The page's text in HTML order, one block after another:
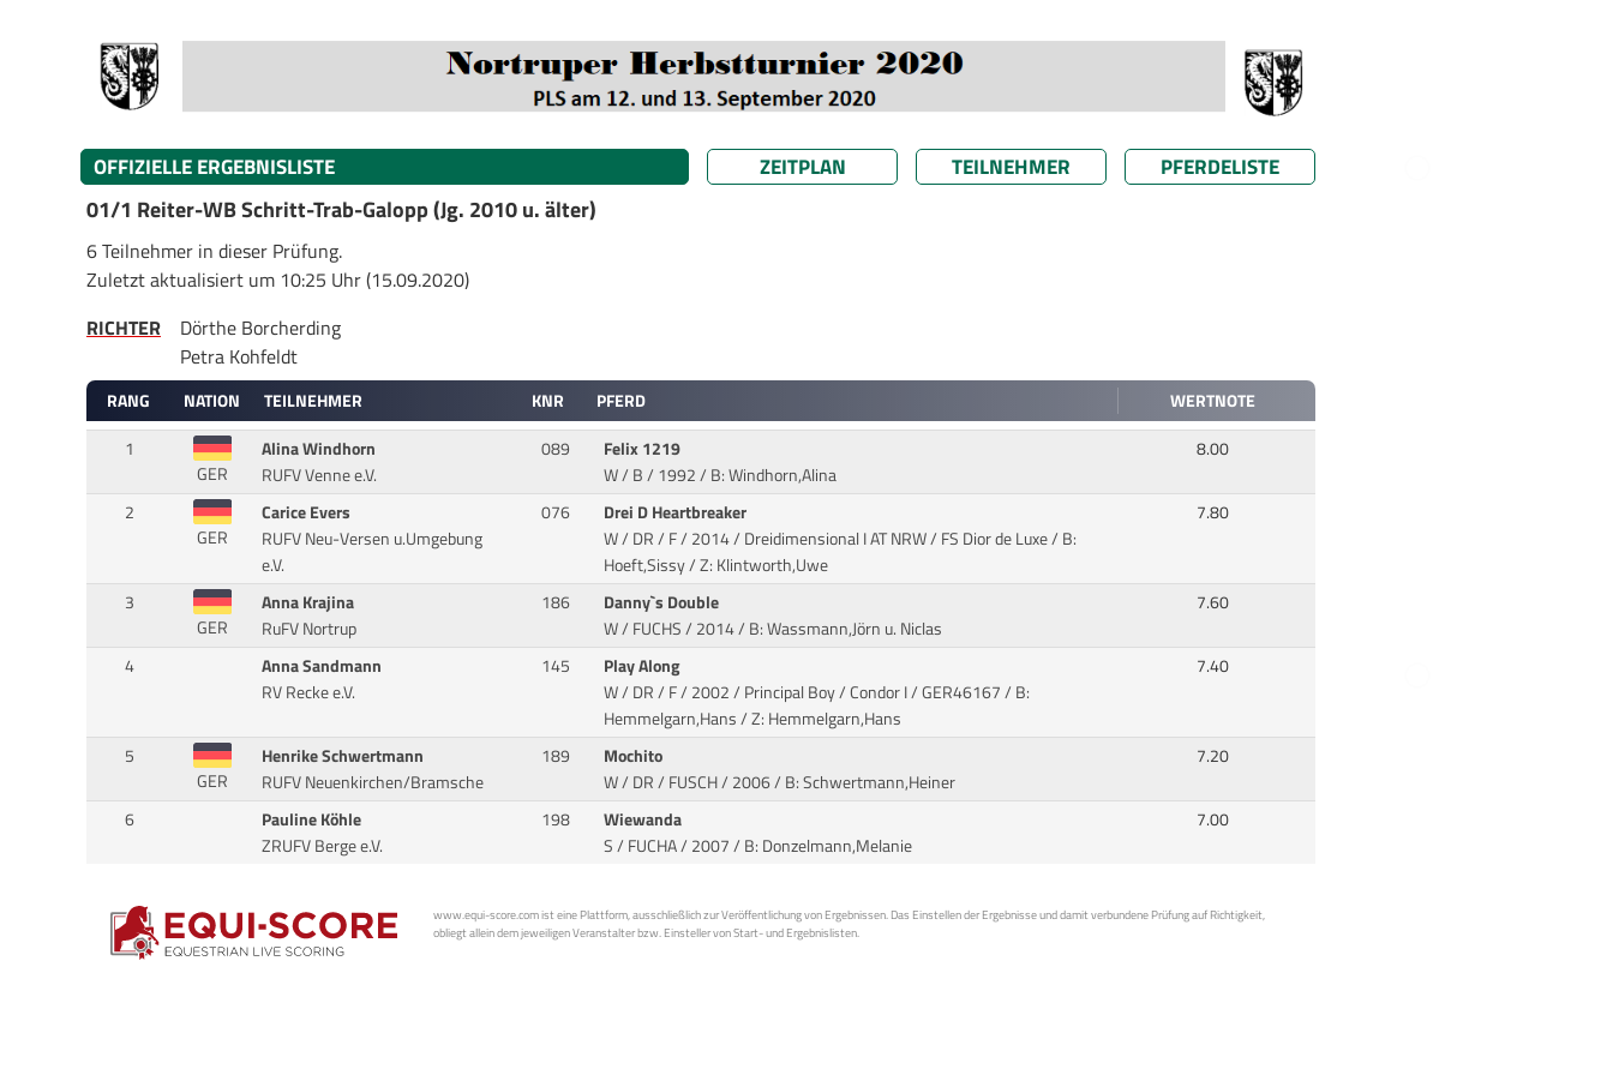
OFFIZIELLE ERGEBNISLISTE ZEITPLAN TEILNEHMER
PFERDELISTE
01/1 Reiter-WB Schritt-Trab-Galopp (Jg. 2010 u. älter)
6 Teilnehmer in dieser Prüfung.
Zuletzt aktualisiert um 10:25 Uhr (15.09.2020)
RICHTER
Dörthe Borcherding
Petra Kohfeldt
RANG NATION TEILNEHMER KNR PFERD
WERTNOTE
1
GER
Alina Windhorn
RUFV Venne e.V.
089
Felix 1219
W / B / 1992/ B: Windhorn,Alina
8.00
2
GER
Carice Evers
RUFV Neu-Versen u.Umgebung
e.V.
076
Drei D Heartbreaker
W / DR / F / 2014 / Dreidimensional I AT NRW / FS Dior de Luxe/ B:
Hoeft,Sissy / Z: Klintworth,Uwe
7.80
3
GER
Anna Krajina
RuFV Nortrup
186
Danny`s Double
W / FUCHS / 2014/ B: Wassmann,Jörn u. Niclas
7.60
4
Anna Sandmann
RV Recke e.V.
145
Play Along
W / DR / F / 2002 / Principal Boy / Condor I/ GER46167 / B:
Hemmelgarn,Hans / Z: Hemmelgarn,Hans
7.40
5
GER
Henrike Schwertmann
RUFV Neuenkirchen/Bramsche
189
Mochito
W / DR / FUSCH / 2006/ B: Schwertmann,Heiner
7.20
6
Pauline Köhle
ZRUFV Berge e.V.
198
Wiewanda
S / FUCHA / 2007/ B: Donzelmann,Melanie
7.00
www.equi-score.com ist eine Plattform, ausschließlich zur Veröffentlichung von Ergebnissen. Das Einstellen der Ergebnisse und damit verbundene Prüfung auf Richtigkeit,
obliegt allein dem jeweiligen Veranstalter bzw. Einsteller von Start- und Ergebnislisten.